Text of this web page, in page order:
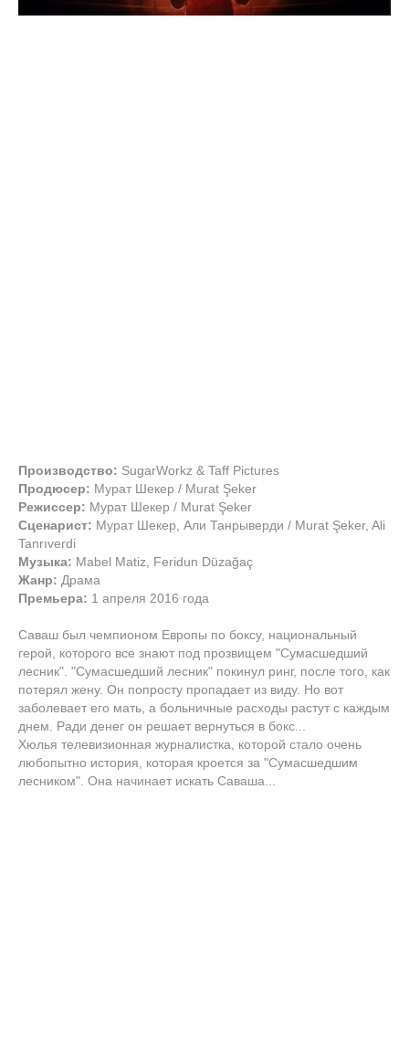
Производство: SugarWorkz & Taff Pictures
Продюсер: Мурат Шекер / Murat Şeker
Режиссер: Мурат Шекер / Murat Şeker
Сценарист: Мурат Шекер, Али Танрыверди / Murat Şeker, Ali
Tanrıverdi
Музыка: Mabel Matiz, Feridun Düzağaç
Жанр: Драма
Премьера: 1 апреля 2016 года
Саваш был чемпионом Европы по боксу, национальный
герой, которого все знают под прозвищем "Сумасшедший
лесник". "Сумасшедший лесник" покинул ринг, после того, как
потерял жену. Он попросту пропадает из виду. Но вот
заболевает его мать, а больничные расходы растут с каждым
днем. Ради денег он решает вернуться в бокс...
Хюлья телевизионная журналистка, которой стало очень
любопытно история, которая кроется за "Сумасшедшим
лесником". Она начинает искать Саваша...